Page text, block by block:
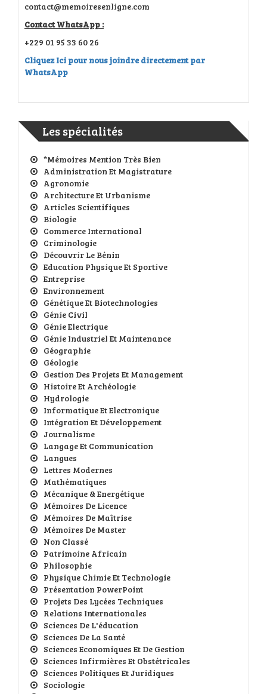
contact@memoiresenligne.com
Contact WhatsApp :
+229 01 95 33 60 26
Cliquez Ici pour nous joindre directement par
WhatsApp
Les spécialités
*Mémoires Mention Très Bien
Administration Et Magistrature
Agronomie
Architecture Et Urbanisme
Articles Scientifiques
Biologie
Commerce International
Criminologie
Découvrir Le Bénin
Education Physique Et Sportive
Entreprise
Environnement
Génétique Et Biotechnologies
Génie Civil
Génie Electrique
Génie Industriel Et Maintenance
Géographie
Géologie
Gestion Des Projets Et Management
Histoire Et Archéologie
Hydrologie
Informatique Et Electronique
Intégration Et Développement
Journalisme
Langage Et Communication
Langues
Lettres Modernes
Mathématiques
Mécanique & Energétique
Mémoires De Licence
Mémoires De Maîtrise
Mémoires De Master
Non Classé
Patrimoine Africain
Philosophie
Physique Chimie Et Technologie
Présentation PowerPoint
Projets Des Lycées Techniques
Relations Internationales
Sciences De L'éducation
Sciences De La Santé
Sciences Economiques Et De Gestion
Sciences Infirmières Et Obstétricales
Sciences Politiques Et Juridiques
Sociologie